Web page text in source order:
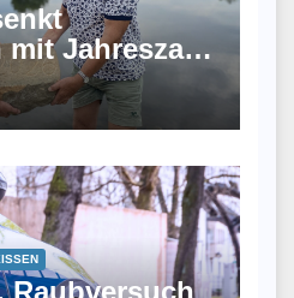
mit Jahreszahl
Raubversuch